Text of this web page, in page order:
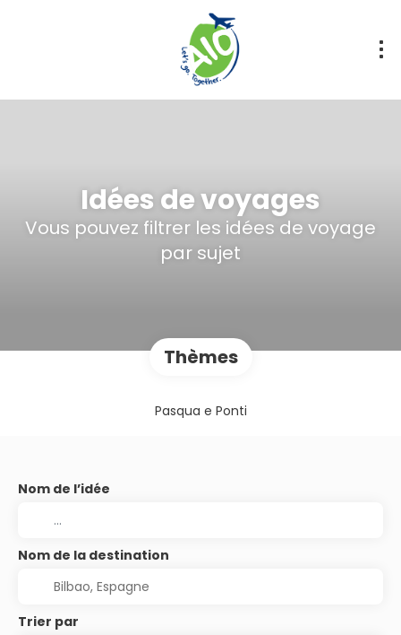
Idées de voyages
Vous pouvez filtrer les idées de voyage
par sujet
Thèmes
Pasqua e Ponti
Nom de l’idée
Nom de la destination
Trier par